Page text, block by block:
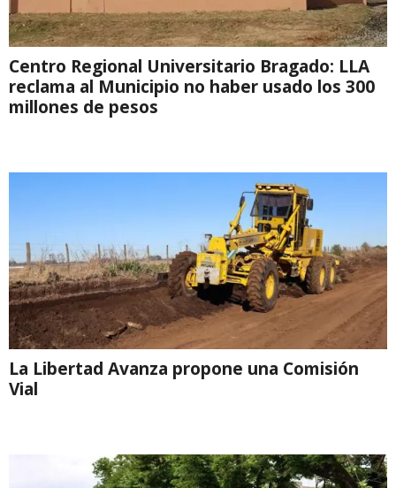
Centro Regional Universitario Bragado: LLA
reclama al Municipio no haber usado los 300
millones de pesos
La Libertad Avanza propone una Comisión
Vial